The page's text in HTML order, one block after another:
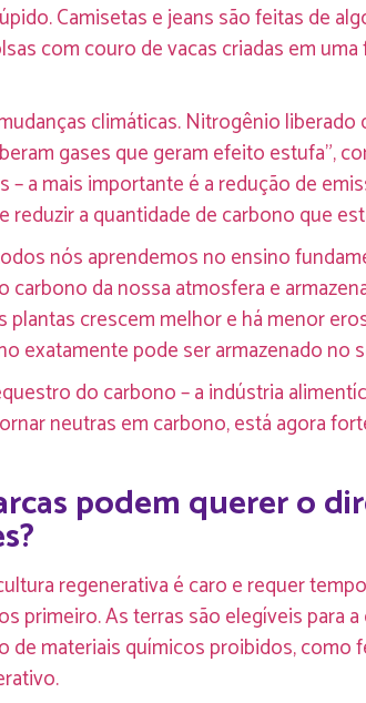
Camisetas e jeans são feitas de
com couro de vacas criadas em
climáticas. Nitrogênio liberado
gases que geram efeito estufa”,
a mais importante é a redução de
a quantidade de carbono que
nós aprendemos no ensino
da nossa atmosfera e
crescem melhor e há menor
exatamente pode ser armazenado no
do carbono – a indústria
neutras em carbono, está agora
podem querer o
regenerativa é caro e requer
primeiro. As terras são elegíveis para
de materiais químicos proibidos, como